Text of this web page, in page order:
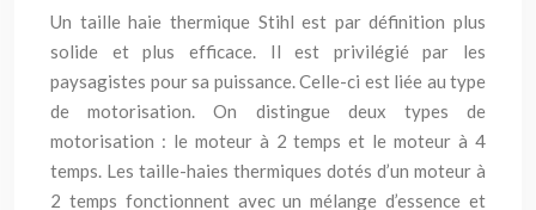
Un taille haie thermique Stihl est par définition plus
solide et plus efficace. Il est privilégié par les
paysagistes pour sa puissance. Celle-ci est liée au type
de motorisation. On distingue deux types de
motorisation : le moteur à 2 temps et le moteur à 4
temps. Les taille-haies thermiques dotés d’un moteur à
2 temps fonctionnent avec un mélange d’essence et